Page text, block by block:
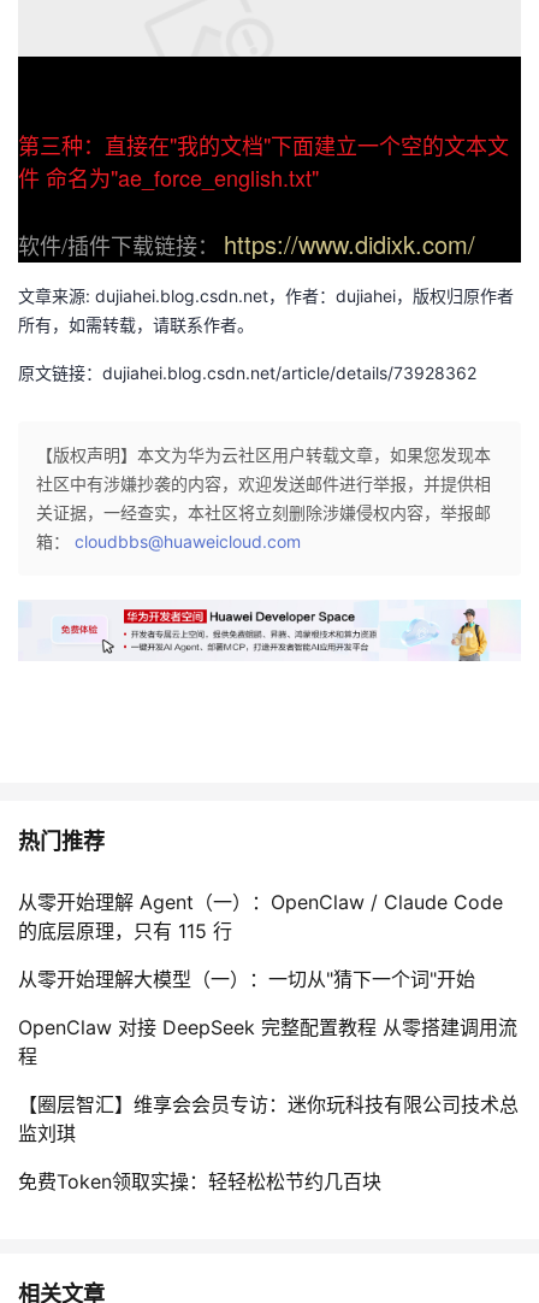
第三种：直接在"我的文档"下面建立一个空的文本文
件 命名为"ae_force_english.txt"
软件/插件下载链接： https://www.didixk.com/
文章来源: dujiahei.blog.csdn.net，作者：dujiahei，版权归原作者
所有，如需转载，请联系作者。
原文链接：dujiahei.blog.csdn.net/article/details/73928362
【版权声明】本文为华为云社区用户转载文章，如果您发现本
社区中有涉嫌抄袭的内容，欢迎发送邮件进行举报，并提供相
关证据，一经查实，本社区将立刻删除涉嫌侵权内容，举报邮
箱： cloudbbs@huaweicloud.com
热门推荐
从零开始理解 Agent（一）：OpenClaw / Claude Code
的底层原理，只有 115 行
从零开始理解大模型（一）：一切从"猜下一个词"开始
OpenClaw 对接 DeepSeek 完整配置教程 从零搭建调用流
程
【圈层智汇】维享会会员专访：迷你玩科技有限公司技术总
监刘琪
免费Token领取实操：轻轻松松节约几百块
相关文章